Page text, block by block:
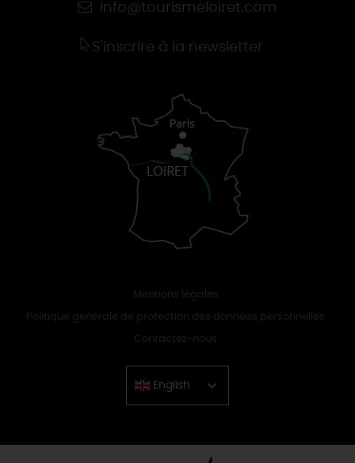
info@tourismeloiret.com
S'inscrire à la newsletter
Mentions légales
Politique générale de protection des données personnelles
Contactez-nous
English
Chinese